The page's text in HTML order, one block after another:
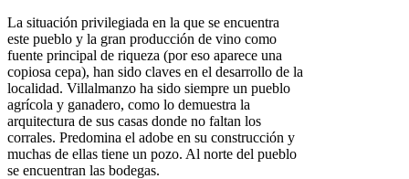
La situación privilegiada en la que se encuentra
este pueblo y la gran producción de vino como
fuente principal de riqueza (por eso aparece una
copiosa cepa), han sido claves en el desarrollo de la
localidad. Villalmanzo ha sido siempre un pueblo
agrícola y ganadero, como lo demuestra la
arquitectura de sus casas donde no faltan los
corrales. Predomina el adobe en su construcción y
muchas de ellas tiene un pozo. Al norte del pueblo
se encuentran las bodegas.